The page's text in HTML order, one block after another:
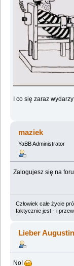
I co się zaraz
maziek
YaBB Administrator
Zalogujesz się na
Człowiek całe życie
faktycznie jest - i
Lieber Augustin
No!